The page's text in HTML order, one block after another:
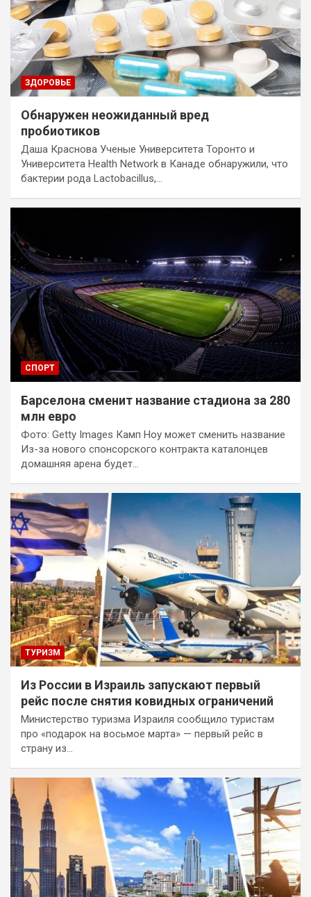
ЗДОРОВЬЕ
Обнаружен неожиданный вред
пробиотиков
Даша Краснова Ученые Университета Торонто и
Университета Health Network в Канаде обнаружили, что
бактерии рода Lactobacillus,…
СПОРТ
Барселона сменит название стадиона за 280
млн евро
Фото: Getty Images Камп Ноу может сменить название
Из-за нового спонсорского контракта каталонцев
домашняя арена будет…
ТУРИЗМ
Из России в Израиль запускают первый
рейс после снятия ковидных ограничений
Министерство туризма Израиля сообщило туристам
про «подарок на восьмое марта» — первый рейс в
страну из…